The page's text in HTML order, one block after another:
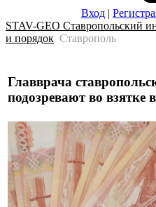
Вход |
STAV-GEO Ставропольский
и порядок Ставрополь
Главврача
подозревают во взятке